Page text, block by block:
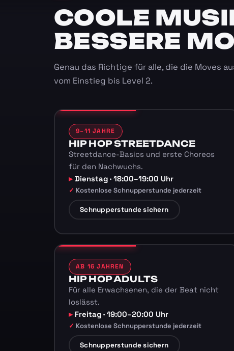
COOLE
BESSERE
Genau das Richtige für alle, die die Moves
vom Einstieg bis Level 2.
9–11 JAHRE
HIP HOP STREETDANCE
Streetdance-Basics und erste Choreos
für den Nachwuchs.
Dienstag · 18:00–19:00 Uhr
Kostenlose Schnupperstunde jederzeit
Schnupperstunde sichern
AB 16 JAHREN
HIP HOP ADULTS
Für alle Erwachsenen, die der Beat nicht
loslässt.
Freitag · 19:00–20:00 Uhr
Kostenlose Schnupperstunde jederzeit
Schnupperstunde sichern